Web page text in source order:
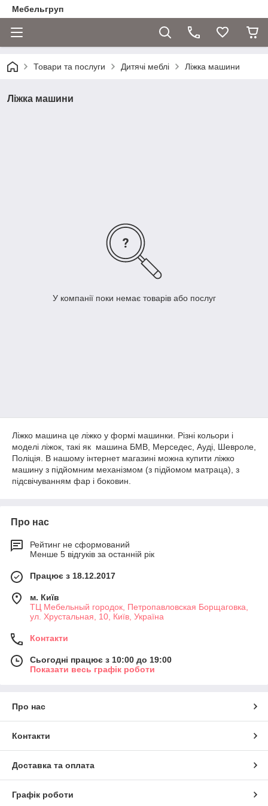
Мебельгруп
Товари та послуги Дитячі меблі Ліжка машини
Ліжка машини
У компанії поки немає товарів або послуг
Ліжко машина це ліжко у формі машинки. Різні кольори і
моделі ліжок, такі як машина БМВ, Мерседес, Ауді, Шевроле,
Поліція. В нашому інтернет магазині можна купити ліжко
машину з підйомним механізмом (з підйомом матраца), з
підсвічуванням фар і боковин.
Про нас
Рейтинг не сформований
Менше 5 відгуків за останній рік
Працює з 18.12.2017
м. Київ
ТЦ Мебельный городок, Петропавловская Борщаговка,
ул. Хрустальная, 10, Київ, Україна
Контакти
Сьогодні працює з 10:00 до 19:00
Показати весь графік роботи
Про нас
Контакти
Доставка та оплата
Графік роботи